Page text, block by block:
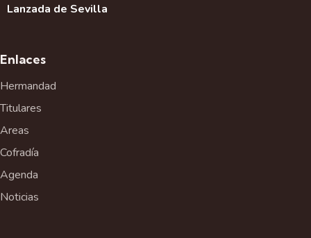
Lanzada de Sevilla
Enlaces
Hermandad
Titulares
Areas
Cofradía
Agenda
Noticias